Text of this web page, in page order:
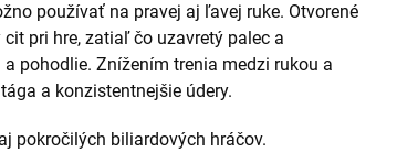
používať na pravej aj ľavej ruke. Otvorené
pri hre, zatiaľ čo uzavretý palec a
pohodlie. Znížením trenia medzi rukou a
a konzistentnejšie údery.
pokročilých biliardových hráčov.